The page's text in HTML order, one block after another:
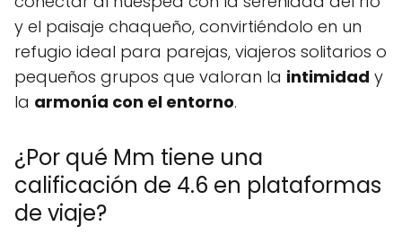
y el paisaje chaqueño, convirtiéndolo en un
refugio ideal para parejas, viajeros solitarios o
pequeños grupos que valoran la intimidad y
la armonía con el entorno.
¿Por qué Mm tiene una
calificación de 4.6 en plataformas
de viaje?